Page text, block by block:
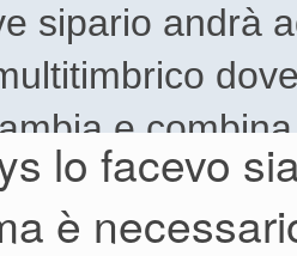
sipario andrà
e
anche
un suono o
lo facevo
è